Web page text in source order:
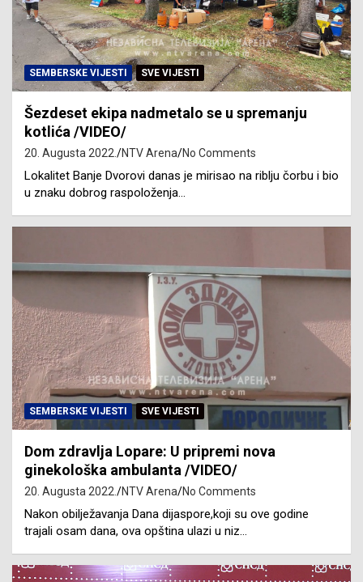
SEMBERSKE VIJESTI SVE VIJESTI
Šezdeset ekipa nadmetalo se u spremanju
kotlića /VIDEO/
20. Augusta 2022. NTV Arena No Comments
Lokalitet Banje Dvorovi danas je mirisao na riblju čorbu i bio
u znaku dobrog raspoloženja…
SEMBERSKE VIJESTI SVE VIJESTI
Dom zdravlja Lopare: U pripremi nova
ginekološka ambulanta /VIDEO/
20. Augusta 2022. NTV Arena No Comments
Nakon obilježavanja Dana dijaspore,koji su ove godine
trajali osam dana, ova opština ulazi u niz…